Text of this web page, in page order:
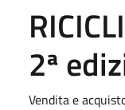
2ª
Vendita e